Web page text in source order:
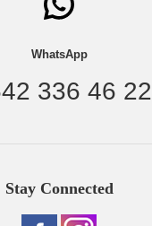
WhatsApp
336 46 22
Stay Connected